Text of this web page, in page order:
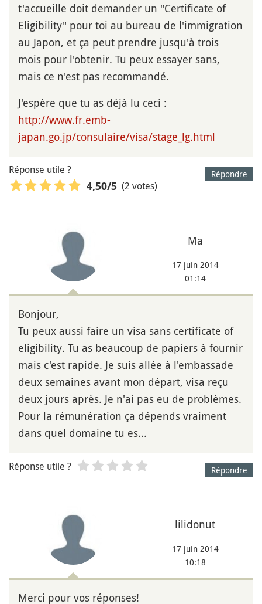
t'accueille doit demander un "Certificate of
Eligibility" pour toi au bureau de l'immigration
au Japon, et ça peut prendre jusqu'à trois
mois pour l'obtenir. Tu peux essayer sans,
mais ce n'est pas recommandé.
J'espère que tu as déjà lu ceci :
http://www.fr.emb-
japan.go.jp/consulaire/visa/stage_lg.html
Répondre
Réponse utile ?
4,50/5 (2 votes)
Ma
17 juin 2014
01:14
Bonjour,
Tu peux aussi faire un visa sans certificate of
eligibility. Tu as beaucoup de papiers à fournir
mais c'est rapide. Je suis allée à l'embassade
deux semaines avant mon départ, visa reçu
deux jours après. Je n'ai pas eu de problèmes.
Pour la rémunération ça dépends vraiment
dans quel domaine tu es...
Répondre
Réponse utile ?
lilidonut
17 juin 2014
10:18
Merci pour vos réponses!